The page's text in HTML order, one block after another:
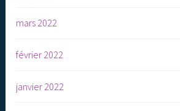
mars 2022
février 2022
janvier 2022